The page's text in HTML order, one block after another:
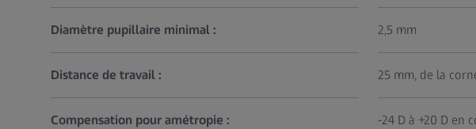
Diamètre pupillaire minimal : 2,5 mm
Distance de travail : 25 mm, de la
Compensation pour amétropie : -24 D à +20 D en